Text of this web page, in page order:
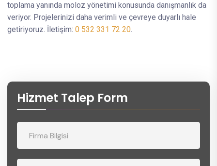
toplama yanında moloz yönetimi konusunda danışmanlık da
veriyor. Projelerinizi daha verimli ve çevreye duyarlı hale
getiriyoruz. İletişim: 0 532 331 72 20.
Hizmet Talep Form